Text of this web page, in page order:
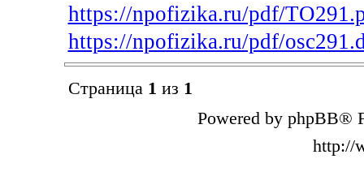
https://npofizika.ru/pdf/
https://npofizika.ru/pdf/
Страница 1 из 1
Powered by phpBB®
http://